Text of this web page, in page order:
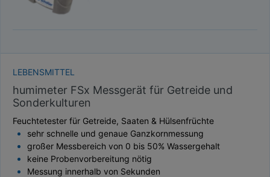
LEBENSMITTEL
humimeter FSx Messgerät für Getreide und
Sonderkulturen
Feuchtetester für Getreide, Saaten & Hülsenfrüchte
sehr schnelle und genaue Ganzkornmessung
großer Messbereich von 0 bis 50% Wassergehalt
keine Probenvorbereitung nötig
Messung innerhalb von Sekunden